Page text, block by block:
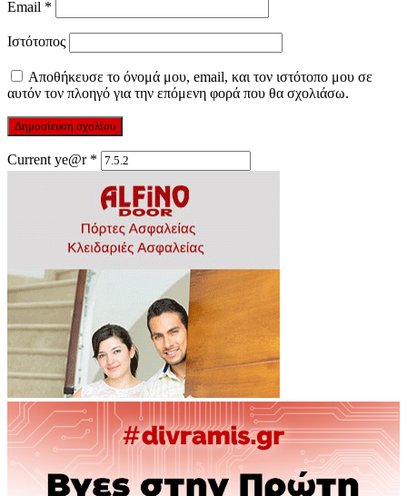
Email *
Ιστότοπος
Αποθήκευσε το όνομά μου, email, και τον ιστότοπο μου σε
αυτόν τον πλοηγό για την επόμενη φορά που θα σχολιάσω.
Current ye@r *